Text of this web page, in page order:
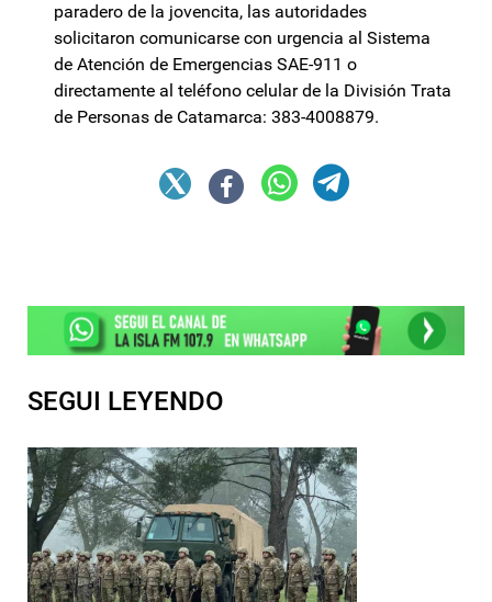
paradero de la jovencita, las autoridades
solicitaron comunicarse con urgencia al Sistema
de Atención de Emergencias SAE-911 o
directamente al teléfono celular de la División Trata
de Personas de Catamarca: 383-4008879.
SEGUI LEYENDO